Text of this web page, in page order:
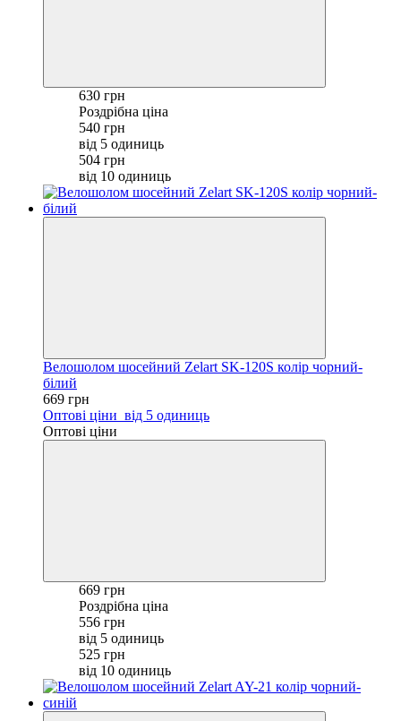
630 грн
Роздрібна ціна
540 грн
від 5 одиниць
504 грн
від 10 одиниць
Велошолом шосейний Zelart SK-120S колір чорний-
білий
669 грн
Оптові ціни від 5 одиниць
Оптові ціни
669 грн
Роздрібна ціна
556 грн
від 5 одиниць
525 грн
від 10 одиниць